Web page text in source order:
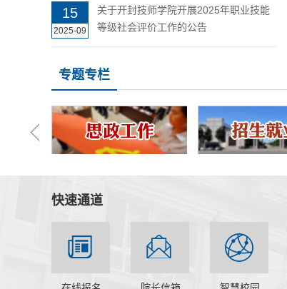
15
2025-09
关于开封技师学院开展2025年职业技能
等级社会评价工作的公告
专题专栏
快速通道